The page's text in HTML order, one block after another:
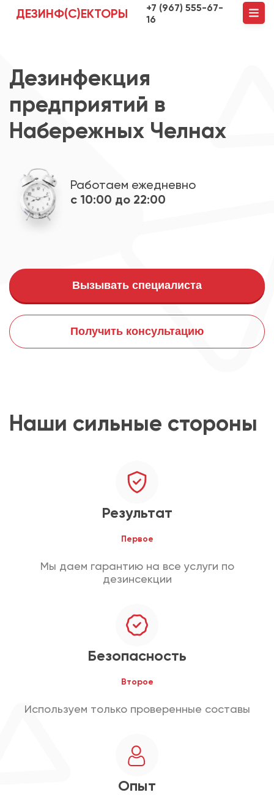
ДЕЗИНФ(С)ЕКТОРЫ
+7 (967) 555-67-
16
Дезинфекция
предприятий в
Набережных Челнах
Работаем ежедневно
с 10:00 до 22:00
Вызывать специалиста
Получить консультацию
Наши сильные стороны
Результат
Первое
Мы даем гарантию на все услуги по
дезинсекции
Безопасность
Второе
Используем только проверенные составы
Опыт